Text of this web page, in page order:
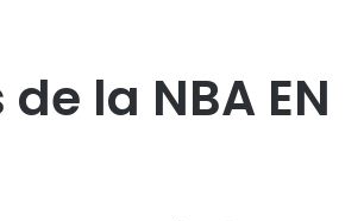
la NBA EN